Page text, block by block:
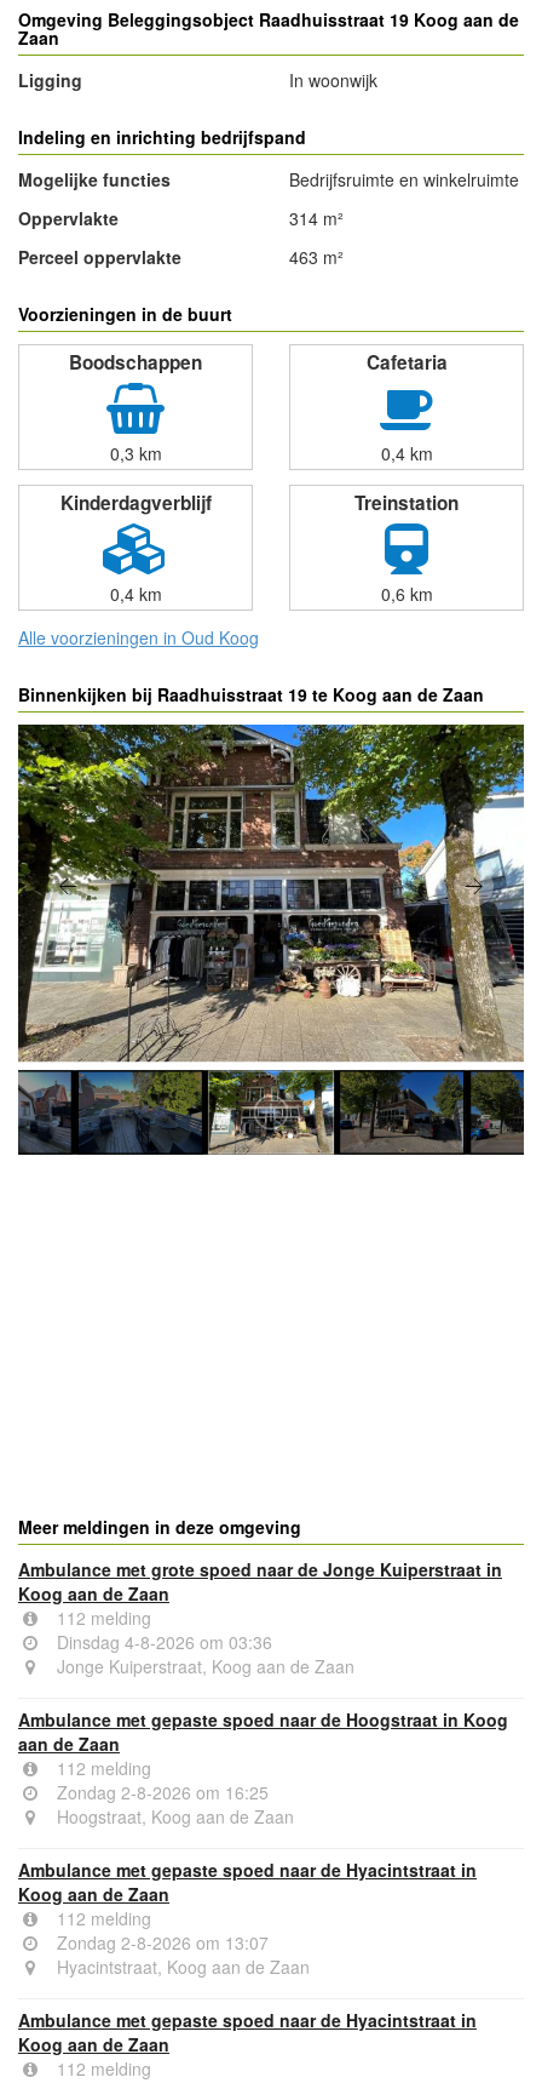
Omgeving Beleggingsobject Raadhuisstraat 19 Koog aan de
Zaan
Ligging
In woonwijk
Indeling en inrichting bedrijfspand
Mogelijke functies
Bedrijfsruimte en winkelruimte
Oppervlakte
314 m²
Perceel oppervlakte
463 m²
Voorzieningen in de buurt
Boodschappen
0,3 km
Cafetaria
0,4 km
Kinderdagverblijf
0,4 km
Treinstation
0,6 km
Alle voorzieningen in Oud Koog
Binnenkijken bij Raadhuisstraat 19 te Koog aan de Zaan
Meer meldingen in deze omgeving
Ambulance met grote spoed naar de Jonge Kuiperstraat in
Koog aan de Zaan
112 melding
Dinsdag 4-8-2026 om 03:36
Jonge Kuiperstraat, Koog aan de Zaan
Ambulance met gepaste spoed naar de Hoogstraat in Koog
aan de Zaan
112 melding
Zondag 2-8-2026 om 16:25
Hoogstraat, Koog aan de Zaan
Ambulance met gepaste spoed naar de Hyacintstraat in
Koog aan de Zaan
112 melding
Zondag 2-8-2026 om 13:07
Hyacintstraat, Koog aan de Zaan
Ambulance met gepaste spoed naar de Hyacintstraat in
Koog aan de Zaan
112 melding